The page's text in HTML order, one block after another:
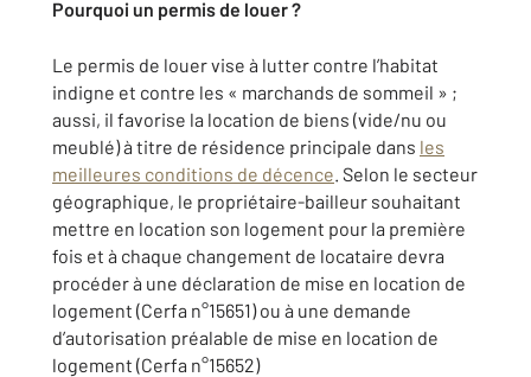
Pourquoi un permis de louer ?
Le permis de louer vise à lutter contre l’habitat
indigne et contre les « marchands de sommeil » ;
aussi, il favorise la location de biens (vide/nu ou
meublé) à titre de résidence principale dans les
meilleures conditions de décence. Selon le secteur
géographique, le propriétaire-bailleur souhaitant
mettre en location son logement pour la première
fois et à chaque changement de locataire devra
procéder à une déclaration de mise en location de
logement (Cerfa n°15651) ou à une demande
d’autorisation préalable de mise en location de
logement (Cerfa n°15652)